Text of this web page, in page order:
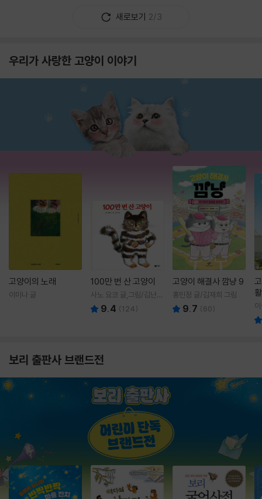
새로보기 2/3
우리가 사랑한 고양이 이야기
고양이의 노래
이미나 글
100만 번 산 고양이
사노 요코 글,그림/김난주
역 9.4 (124)
고양이 해결사 깜냥 9
홍민정 글/김재희 그림
9.7 (60)
보리 출판사 브랜드전